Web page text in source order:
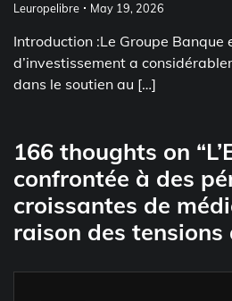
Leuropelibre May 19, 2026
Introduction :Le Groupe Banque
d’investissement a
dans le soutien au […]
166 thoughts on “
confrontée à des
croissantes de
raison des tensions